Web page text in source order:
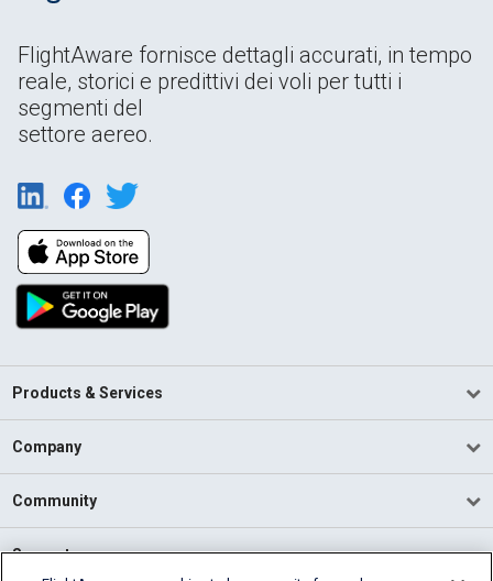
FlightAware fornisce dettagli accurati, in tempo
reale, storici e predittivi dei voli per tutti i
segmenti del
settore aereo.
Products & Services
Company
Community
Support